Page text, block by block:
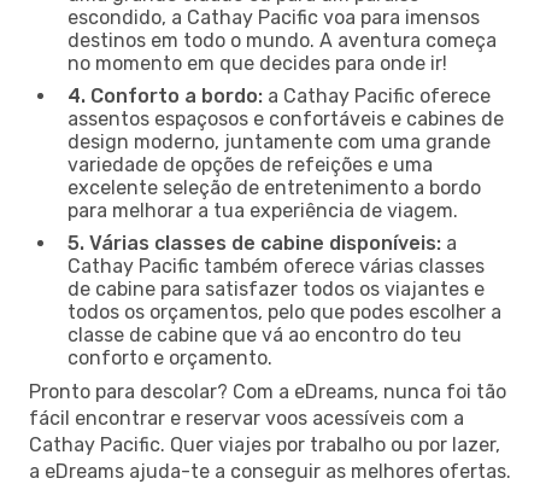
escondido, a Cathay Pacific voa para imensos
destinos em todo o mundo. A aventura começa
no momento em que decides para onde ir!
4. Conforto a bordo: a Cathay Pacific oferece
assentos espaçosos e confortáveis e cabines de
design moderno, juntamente com uma grande
variedade de opções de refeições e uma
excelente seleção de entretenimento a bordo
para melhorar a tua experiência de viagem.
5. Várias classes de cabine disponíveis: a
Cathay Pacific também oferece várias classes
de cabine para satisfazer todos os viajantes e
todos os orçamentos, pelo que podes escolher a
classe de cabine que vá ao encontro do teu
conforto e orçamento.
Pronto para descolar? Com a eDreams, nunca foi tão
fácil encontrar e reservar voos acessíveis com a
Cathay Pacific. Quer viajes por trabalho ou por lazer,
a eDreams ajuda-te a conseguir as melhores ofertas.